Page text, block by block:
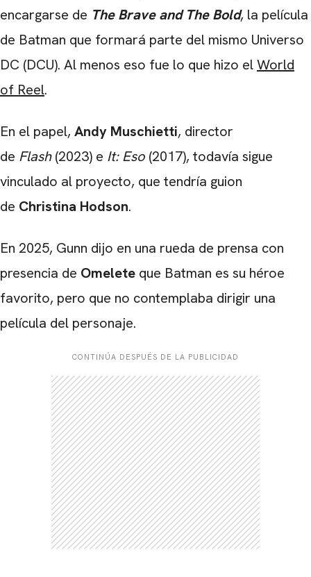
encargarse de The Brave and The Bold, la película
de Batman que formará parte del mismo Universo
DC (DCU). Al menos eso fue lo que hizo elWorld
of Reel.
En el papel, Andy Muschietti, director
de Flash(2023) e It: Eso (2017), todavía sigue
vinculado al proyecto, que tendría guion
de Christina Hodson.
En 2025, Gunn dijo en una rueda de prensa con
presencia de Omelete que Batman es su héroe
favorito, pero que no contemplaba dirigir una
película del personaje.
CONTINÚA DESPUÉS DE LA PUBLICIDAD
CARREGANDO PUBLICIDADE